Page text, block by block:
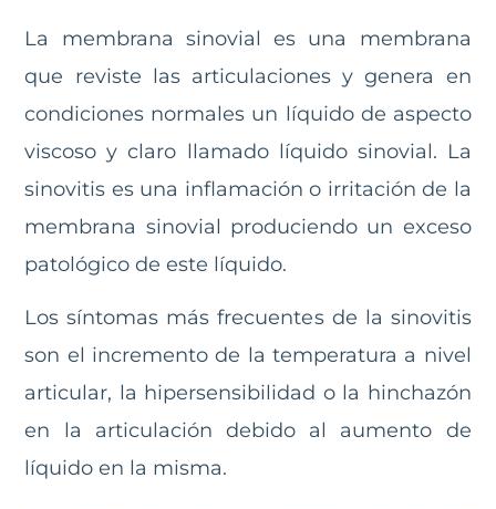
La membrana sinovial es una membrana
que reviste las articulaciones y genera en
condiciones normales un líquido de aspecto
viscoso y claro llamado líquido sinovial. La
sinovitis es una inflamación o irritación de la
membrana sinovial produciendo un exceso
patológico de este líquido.
Los síntomas más frecuentes de la sinovitis
son el incremento de la temperatura a nivel
articular, la hipersensibilidad o la hinchazón
en la articulación debido al aumento de
líquido en la misma.